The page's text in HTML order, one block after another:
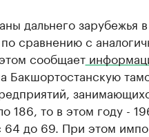
дальнего зарубежья
сравнению с
сообщает
Бакшортостанскую
186, то в этом году -
до 69. При этом